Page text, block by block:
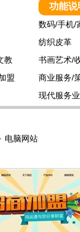
功能说
数码/手机/
纺织皮革
教
书画艺术/
盟
商业服务/
现代服务业
电脑网站